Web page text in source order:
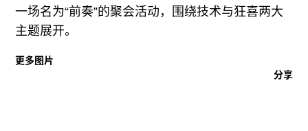
一场名为“前奏”的聚会活动，围绕技术与狂喜两大
主题展开。
更多图片
分享